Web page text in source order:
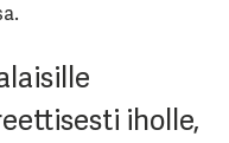
iholle,